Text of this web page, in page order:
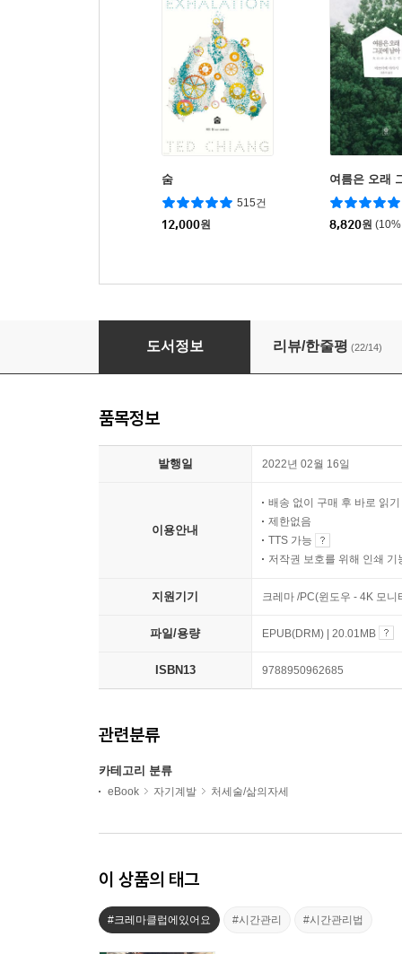
숨
515건
12,000원
여름은 오래
8,820원
도서정보 리뷰/한줄평 (22/14)
품목정보
발행일 2022년 02월 16일
이용안내
배송 없이 구매 후 바로 읽기
제한없음
TTS 가능
저작권 보호를 위해 인쇄 기
지원기기 크레마 /PC(윈도우 - 4K 모
파일/용량 EPUB(DRM) | 20.01MB
ISBN13 9788950962685
관련분류
카테고리 분류
eBook 자기계발 처세술/삶의자세
이 상품의 태그
#크레마클럽에있어요 #시간관리 #시간관리법